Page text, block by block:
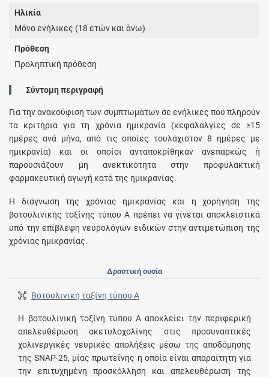
Ηλικία
Μόνο ενήλικες (18 ετών και άνω)
Πρόθεση
Προληπτική πρόθεση
Σύντομη περιγραφή
Για την ανακούφιση των συμπτωμάτων σε ενήλικες που πληρούν
τα κριτήρια για τη χρόνια ημικρανία (κεφαλαλγίες σε ≥15
ημέρες ανά μήνα, από τις οποίες τουλάχιστον 8 ημέρες με
ημικρανία) και οι οποίοι ανταποκρίθηκαν ανεπαρκώς ή
παρουσιάζουν μη ανεκτικότητα στην προφυλακτική
φαρμακευτική αγωγή κατά της ημικρανίας.
Η διάγνωση της χρόνιας ημικρανίας και η χορήγηση της
βοτουλινικής τοξίνης τύπου A πρέπει να γίνεται αποκλειστικά
υπό την επίβλεψη νευρολόγων ειδικών στην αντιμετώπιση της
χρόνιας ημικρανίας.
Δραστική ουσία
Βοτουλινική τοξίνη τύπου A
Η βοτουλινική τοξίνη τύπου A αποκλείει την περιφερική
απελευθέρωση ακετυλοχολίνης στις προσυναπτικές
χολινεργικές νευρικές απολήξεις μέσω της αποδόμησης
της SNAP-25, μίας πρωτεΐνης η οποία είναι απαραίτητη για
την επιτυχημένη προσκόλληση και απελευθέρωση της